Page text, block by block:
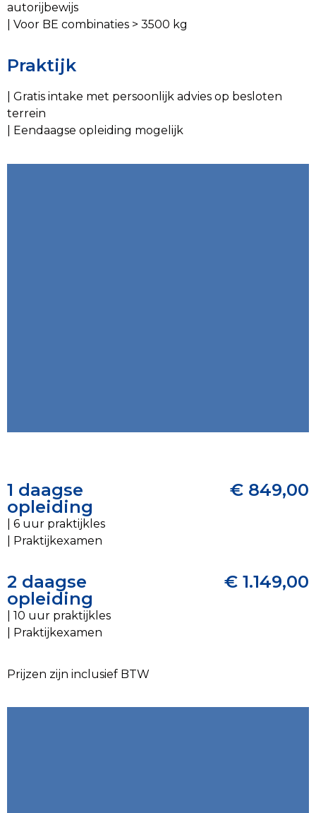
autorijbewijs
| Voor BE combinaties > 3500 kg
Praktijk
| Gratis intake met persoonlijk advies op besloten
terrein
| Eendaagse opleiding mogelijk
1 daagse
opleiding
€ 849,00
| 6 uur praktijkles
| Praktijkexamen
2 daagse
opleiding
€ 1.149,00
| 10 uur praktijkles
| Praktijkexamen
Prijzen zijn inclusief BTW